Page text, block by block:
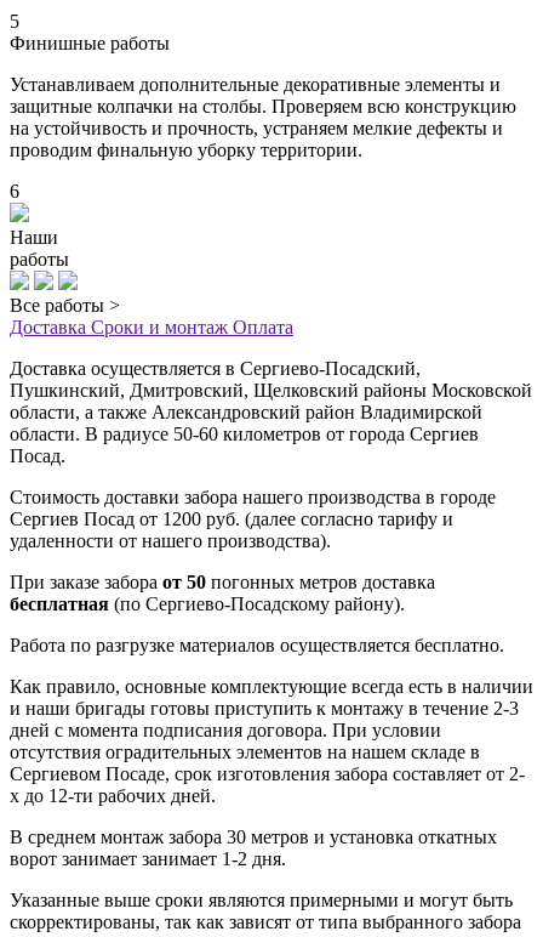
5
Финишные работы
Устанавливаем дополнительные декоративные элементы и
защитные колпачки на столбы. Проверяем всю конструкцию
на устойчивость и прочность, устраняем мелкие дефекты и
проводим финальную уборку территории.
6
Наши
работы
Все работы >
Доставка Сроки и монтаж Оплата
Доставка осуществляется в Сергиево-Посадский,
Пушкинский, Дмитровский, Щелковский районы Московской
области, а также Александровский район Владимирской
области. В радиусе 50-60 километров от города Сергиев
Посад.
Стоимость доставки забора нашего производства в городе
Сергиев Посад от 1200 руб. (далее согласно тарифу и
удаленности от нашего производства).
При заказе забора от 50 погонных метров доставка
бесплатная (по Сергиево-Посадскому району).
Работа по разгрузке материалов осуществляется бесплатно.
Как правило, основные комплектующие всегда есть в наличии
и наши бригады готовы приступить к монтажу в течение 2-3
дней с момента подписания договора. При условии
отсутствия оградительных элементов на нашем складе в
Сергиевом Посаде, срок изготовления забора составляет от 2-
х до 12-ти рабочих дней.
В среднем монтаж забора 30 метров и установка откатных
ворот занимает занимает 1-2 дня.
Указанные выше сроки являются примерными и могут быть
скорректированы, так как зависят от типа выбранного забора